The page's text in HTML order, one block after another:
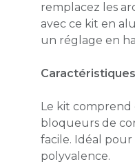
remplacez les
avec ce kit en
un réglage en
Le kit comprend
bloqueurs de
facile. Idéal
polyvalence.